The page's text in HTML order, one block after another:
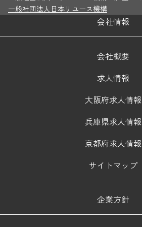
一般社団法人日本リユース機構
会社情報
会社概要
求人情報
大阪府求人情報
兵庫県求人情報
京都府求人情報
サイトマップ
企業方針